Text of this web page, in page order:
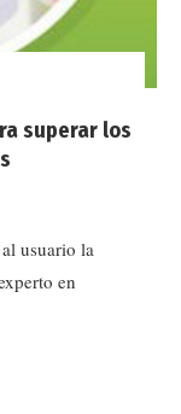
superar los
usuario la
en